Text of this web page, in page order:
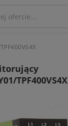
TPF400VS4X